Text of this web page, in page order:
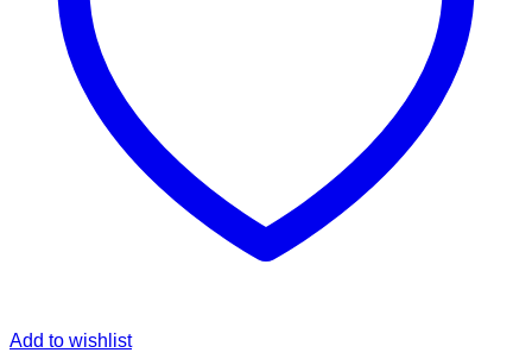
Add to wishlist